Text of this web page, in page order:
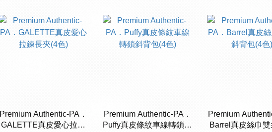
Premium Authentic-PA．
GALETTE真皮愛心拉鍊
Premium Authentic-PA．
Puffy真皮條紋車線轉鎖斜
Premium
Barrel真皮絲巾雙